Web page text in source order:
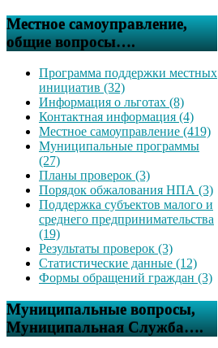
Местное самоуправление,
общие вопросы….
Программа поддержки местных
инициатив (32)
Информация о льготах (8)
Контактная информация (4)
Местное самоуправление (419)
Муниципальные программы
(27)
Планы проверок (3)
Порядок обжалования НПА (3)
Поддержка субъектов малого и
среднего предпринимательства
(19)
Результаты проверок (3)
Статистические данные (12)
Формы обращений граждан (3)
Муниципальные вопросы,
Муниципальная Служба….